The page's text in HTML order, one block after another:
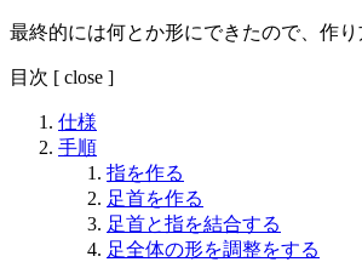
最終的には何とか形にできたので、作
目次 [ close ]
仕様
手順
指を作る
足首を作る
足首と指を結合する
足全体の形を調整をする